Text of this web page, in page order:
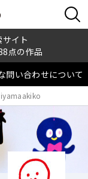
イト
点の作品
問い合わせについて